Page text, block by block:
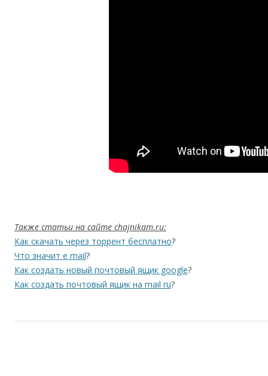
Также статьи на сайте chajnikam.ru:
Как скачать через торрент бесплатно?
Что значит e mail?
Как создать новый почтовый ящик google?
Как создать почтовый ящик на mail ru?